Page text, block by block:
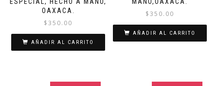
ESPECIAL, HECHO A MANO,
OAXACA.
$350.00
AÑADIR AL CARRITO
MANO,OAXACA.
$350.00
AÑADIR AL CARRITO